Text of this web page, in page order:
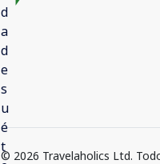
© 2026 Travelaholics Ltd.